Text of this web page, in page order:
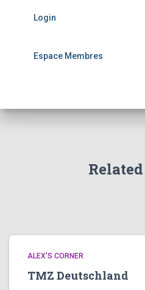
Login
Espace Membres
ALEX'S CORNER
TMZ Deutschland